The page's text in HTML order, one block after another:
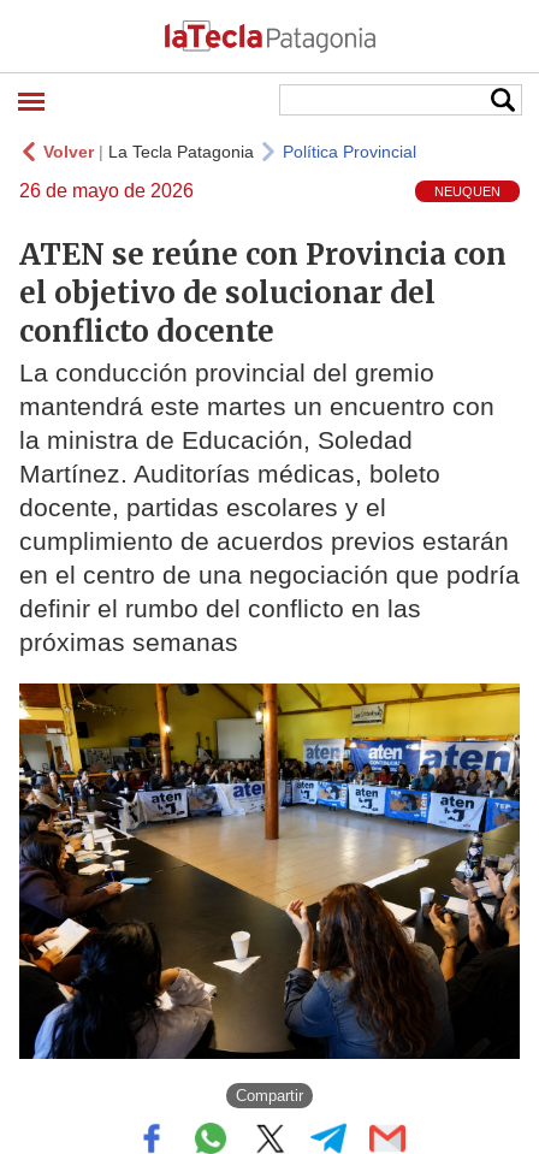
Volver| La Tecla Patagonia Política Provincial
26 de mayo de 2026 NEUQUEN
ATEN se reúne con Provincia con
el objetivo de solucionar del
conflicto docente
La conducción provincial del gremio
mantendrá este martes un encuentro con
la ministra de Educación, Soledad
Martínez. Auditorías médicas, boleto
docente, partidas escolares y el
cumplimiento de acuerdos previos estarán
en el centro de una negociación que podría
definir el rumbo del conflicto en las
próximas semanas
Compartir